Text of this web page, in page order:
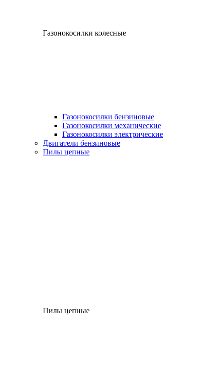
Газонокосилки колесные
Газонокосилки бензиновые
Газонокосилки механические
Газонокосилки электрические
Двигатели бензиновые
Пилы цепные
Пилы цепные